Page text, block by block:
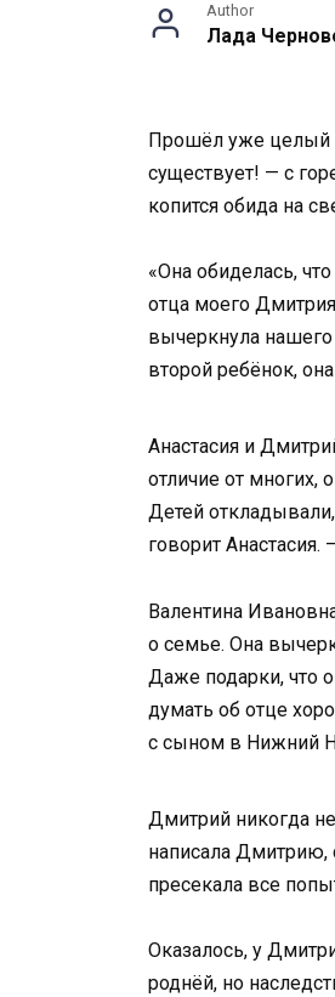
Author
Лада
Прошёл уже целый
существует! — с
копится обида на
«Она обиделась,
отца моего
вычеркнула нашего
второй ребёнок,
Анастасия и
отличие от многих,
Детей
говорит
Валентина
о семье. Она
Даже подарки, что
думать об отце
с сыном в Нижний
Дмитрий никогда
написала Дмитрию,
пресекала все
Оказалось, у
роднёй, но